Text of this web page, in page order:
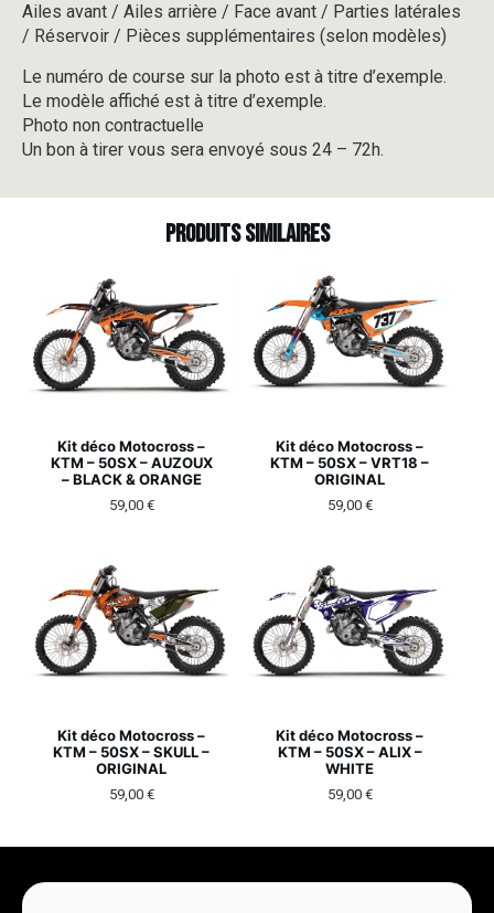
Ailes avant / Ailes arrière / Face avant / Parties latérales
/ Réservoir / Pièces supplémentaires (selon modèles)
Le numéro de course sur la photo est à titre d’exemple.
Le modèle affiché est à titre d’exemple.
Photo non contractuelle
Un bon à tirer vous sera envoyé sous 24 – 72h.
Produits similaires
Kit déco Motocross –
KTM – 50SX – AUZOUX
– BLACK & ORANGE
59,00 €
Kit déco Motocross –
KTM – 50SX – VRT18 –
ORIGINAL
59,00 €
Kit déco Motocross –
KTM – 50SX – SKULL –
ORIGINAL
59,00 €
Kit déco Motocross –
KTM – 50SX – ALIX –
WHITE
59,00 €